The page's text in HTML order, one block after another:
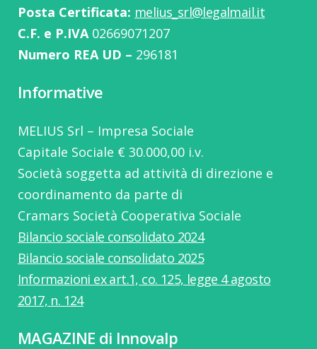
Posta Certificata: melius_srl@legalmail.it
C.F. e P.IVA02669071207
Numero REA UD – 296181
Informative
MELIUS Srl – Impresa Sociale
Capitale Sociale € 30.000,00 i.v.
Società soggetta ad attività di direzione e
coordinamento da parte di
Cramars Società Cooperativa Sociale
Bilancio sociale consolidato 2024
Bilancio sociale consolidato 2025
Informazioni ex art.1, co. 125, legge 4 agosto
2017, n. 124
MAGAZINE di Innovalp